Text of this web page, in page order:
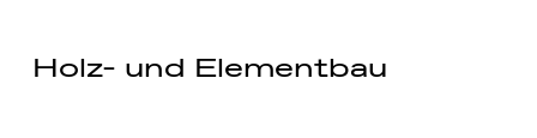
Holz- und Elementbau